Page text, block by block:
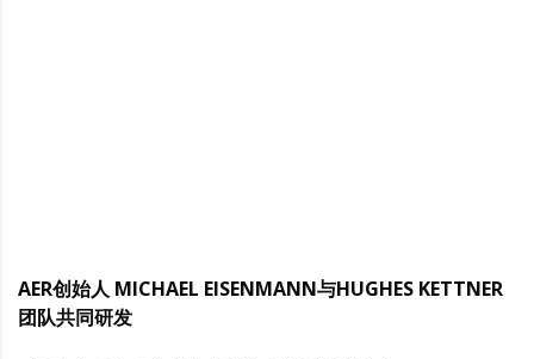
AER创始人 MICHAEL EISENMANN与HUGHES KETTNER
团队共同研发